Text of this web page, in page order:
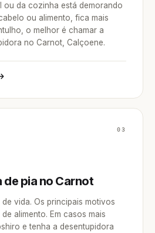
ou da cozinha está demorando
ou alimento, fica mais
o melhor é chamar a
no Carnot, Calçoene.
03
pia no Carnot
de vida. Os principais motivos
alimento. Em casos mais
e tenha a desentupidora